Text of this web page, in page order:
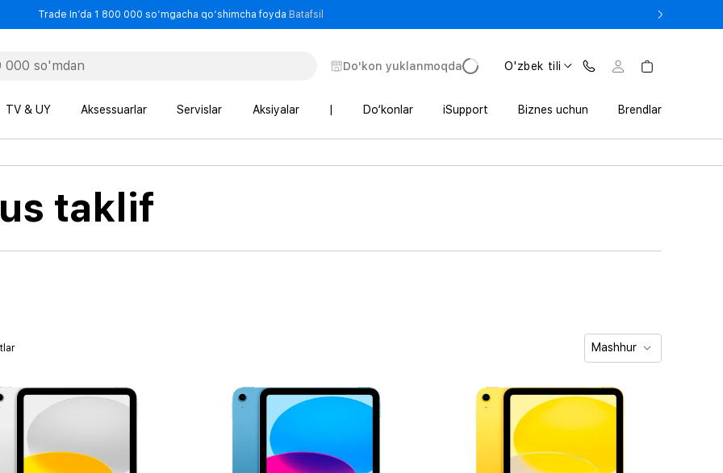
Trade In’da 1 800 000 so‘mgacha qo‘shimcha foyda Batafsil
Do'kon yuklanmoqda O'zbek tili
TV & UY Aksessuarlar Servislar Aksiyalar Do‘konlar iSupport Biznes uchun Brendlar
taklif
Mashhur